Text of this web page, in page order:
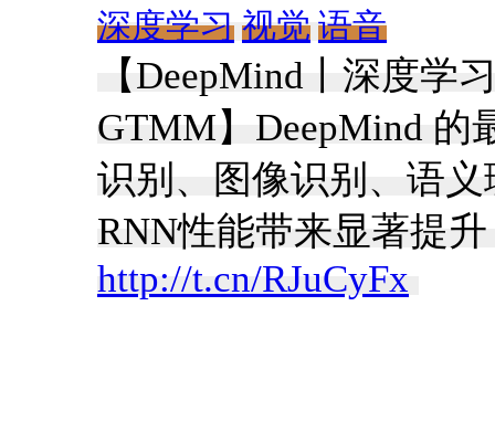
深度学习 视觉 语音
【DeepMind丨深度学
GTMM】DeepMind 的
识别、图像识别、语
RNN性能带来显著提
http://t.cn/RJuCyFx